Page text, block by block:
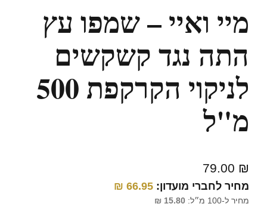
מיי ואיי – שמפו עץ
התה נגד קשקשים
לניקוי הקרקפת 500
מ"ל
79.00 ₪
מחיר לחברי מועדון: 66.95
₪
מחיר ל-100 מ״ל: 15.80
₪